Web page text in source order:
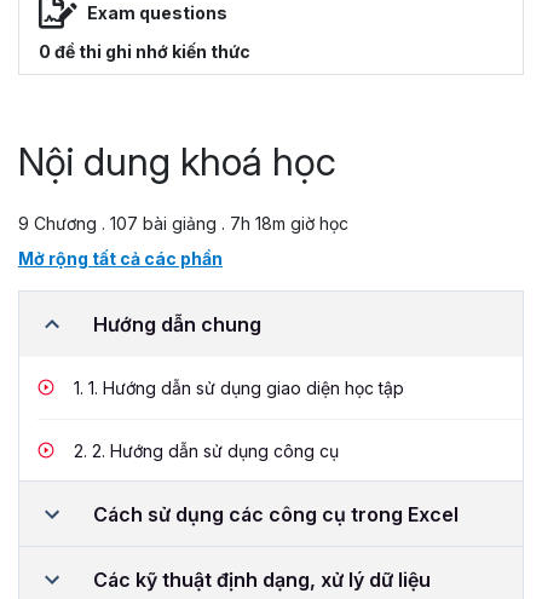
Exam questions
0 đề thi ghi nhớ kiến thức
Nội dung khoá học
9 Chương . 107 bài giảng . 7h 18m giờ học
Mở rộng tất cả các phần
Hướng dẫn chung
1. 1. Hướng dẫn sử dụng giao diện học tập
2. 2. Hướng dẫn sử dụng công cụ
Cách sử dụng các công cụ trong Excel
Các kỹ thuật định dạng, xử lý dữ liệu